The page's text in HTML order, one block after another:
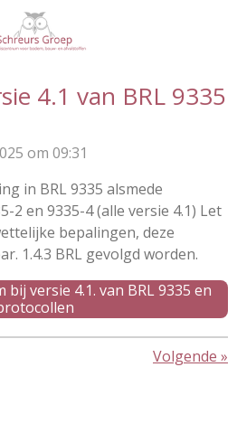
4.1 van BRL 9335
om 09:31
in BRL 9335 alsmede
2 en 9335-4 (alle versie 4.1) Let
bepalingen, deze
1.4.3 BRL gevolgd worden.
versie 4.1. van BRL 9335 en
Volgende »